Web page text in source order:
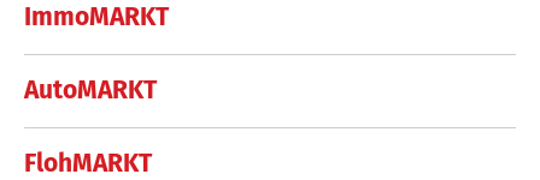
ImmoMARKT
AutoMARKT
FlohMARKT